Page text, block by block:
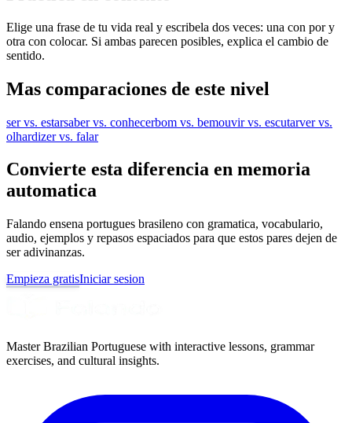
Elige una frase de tu vida real y escribela dos veces: una con por y
otra con colocar. Si ambas parecen posibles, explica el cambio de
sentido.
Mas comparaciones de este nivel
ser vs. estarsaber vs. conhecerbom vs. bemouvir vs. escutarver vs.
olhardizer vs. falar
Convierte esta diferencia en memoria
automatica
Falando ensena portugues brasileno con gramatica, vocabulario,
audio, ejemplos y repasos espaciados para que estos pares dejen de
ser adivinanzas.
Empieza gratisIniciar sesion
Master Brazilian Portuguese with interactive lessons, grammar
exercises, and cultural insights.